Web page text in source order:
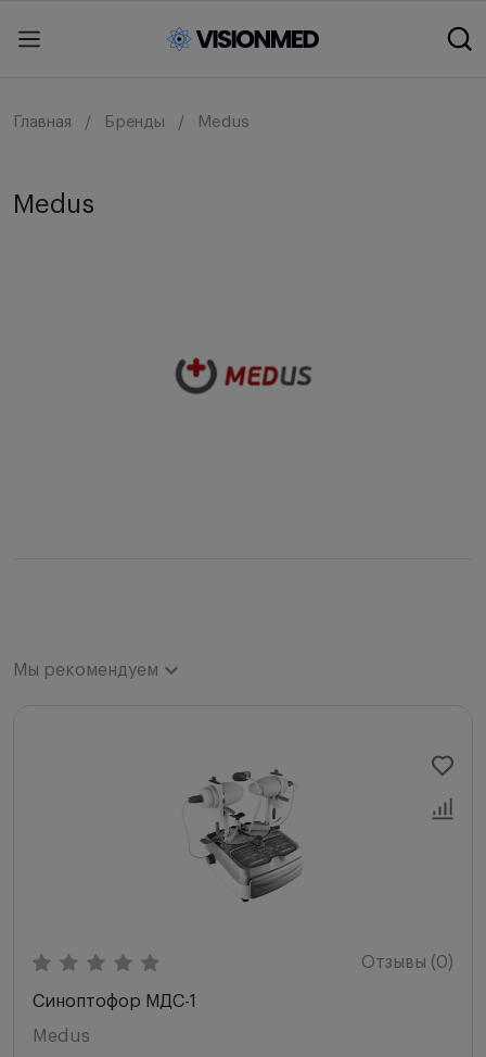
Главная Бренды Medus
Medus
Мы рекомендуем
Цена по возрастанию
Сначала с высоким рейтингом
Отзывы (0)
Синоптофор МДС-1
Medus